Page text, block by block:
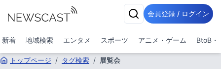
会員登録 / ログイン
新着 地域検索 エンタメ スポーツ アニメ・ゲーム BtoB・
トップページ / タグ検索 / 展覧会